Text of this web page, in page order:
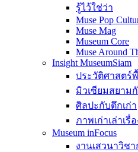
รู้ไว้ใช่ว่า
Muse Pop
Muse Mag
Museum Core
Muse Around
Insight MuseumSiam
ประวัติศาสตร์
มิวเซียมสยาม
ศิลปะกับตึกเก่า
ภาพเก่าเล่าเรื่อ
Museum inFocus
งานเสวนาวิชา